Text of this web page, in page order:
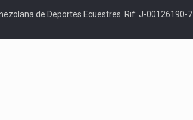
de Deportes Ecuestres. Rif: J-00126190-7